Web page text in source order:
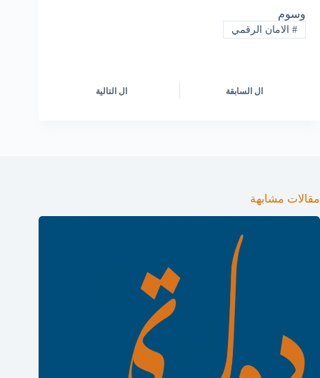
وسوم
#الامان الرقمي
ال السابقة ال التالية
مقالات مشابهة